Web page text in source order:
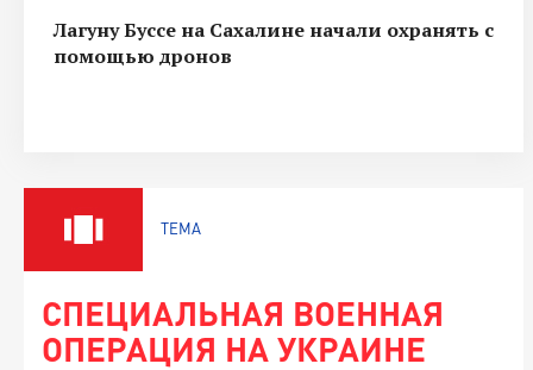
Лагуну Буссе на Сахалине начали охранять с
помощью дронов
ТЕМА
СПЕЦИАЛЬНАЯ ВОЕННАЯ
ОПЕРАЦИЯ НА УКРАИНЕ